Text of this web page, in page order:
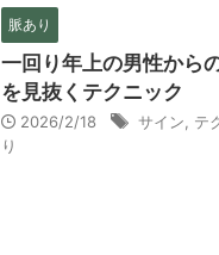
脈あり
一回り年上の男性から
を見抜くテクニック
2026/2/18 サイン テ
り